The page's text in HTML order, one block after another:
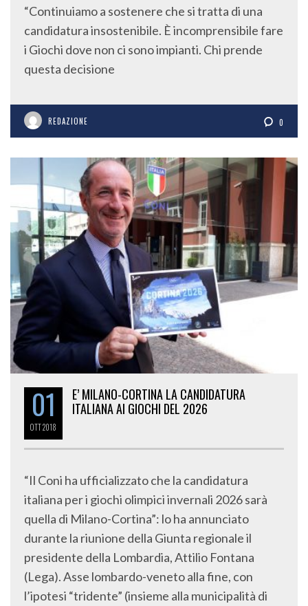
“Continuiamo a sostenere che si tratta di una
candidatura insostenibile. È incomprensibile fare
i Giochi dove non ci sono impianti. Chi prende
questa decisione
REDAZIONE 0
01
OTT2018
E’ MILANO-CORTINA LA CANDIDATURA
ITALIANA AI GIOCHI DEL 2026
“Il Coni ha ufficializzato che la candidatura
italiana per i giochi olimpici invernali 2026 sarà
quella di Milano-Cortina”: lo ha annunciato
durante la riunione della Giunta regionale il
presidente della Lombardia, Attilio Fontana
(Lega). Asse lombardo-veneto alla fine, con
l’ipotesi “tridente” (insieme alla municipalità di